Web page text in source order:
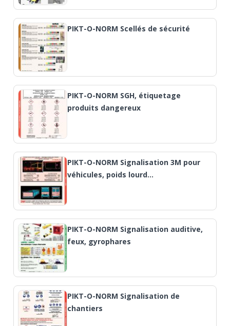
PIKT-O-NORM Scellés de sécurité
PIKT-O-NORM SGH, étiquetage
produits dangereux
PIKT-O-NORM Signalisation 3M pour
véhicules, poids lourd…
PIKT-O-NORM Signalisation auditive,
feux, gyrophares
PIKT-O-NORM Signalisation de
chantiers